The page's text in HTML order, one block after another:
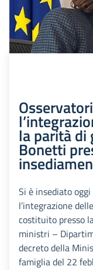
la parità di
Bonetti
Si è insediato
l’integrazione
costituito presso
ministri –
decreto della
famiglia del 22